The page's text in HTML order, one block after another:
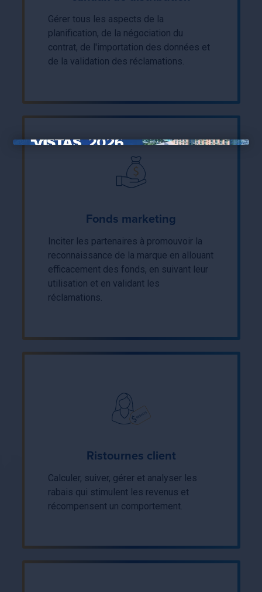
Gérer tous les aspects de la
planification, de la négociation du
contrat, de l'importation des données et
de la validation des réclamations.
Fonds marketing
Inciter les partenaires à promouvoir la
reconnaissance de la marque en allouant
efficacement des fonds, en suivant leur
utilisation et en validant les
réclamations.
Ristournes client
Calculer, suiver, gérer et analyser les
rabais qui stimulent les revenus et
récompensent un comportement.